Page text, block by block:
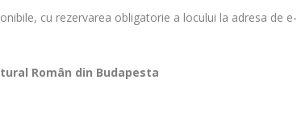
cu rezervarea obligatorie a locului la adresa de e-
Român din Budapesta